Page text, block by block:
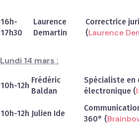
16h-
17h30
Laurence
Demartin
Correctrice
(Laurence
Lundi 14 mars :
10h-12h
Frédéric
Baldan
Spécialiste en
électronique (
10h-12h Julien Ide
360° (